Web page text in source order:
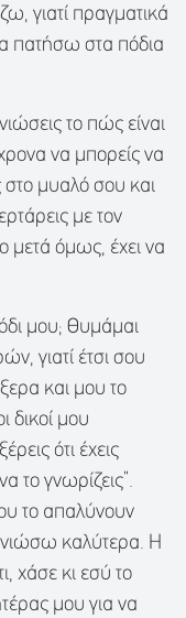
γιατί πραγματικά
πατήσω στα πόδια
το πώς είναι
να μπορείς να
στο μυαλό σου και
με τον
μετά όμως, έχει να
μου; Θυμάμαι
γιατί έτσι σου
και μου το
δικοί μου
ότι έχεις
το γνωρίζεις”.
το απαλύνουν
νιώσω καλύτερα. Η
χάσε κι εσύ το
μου για να